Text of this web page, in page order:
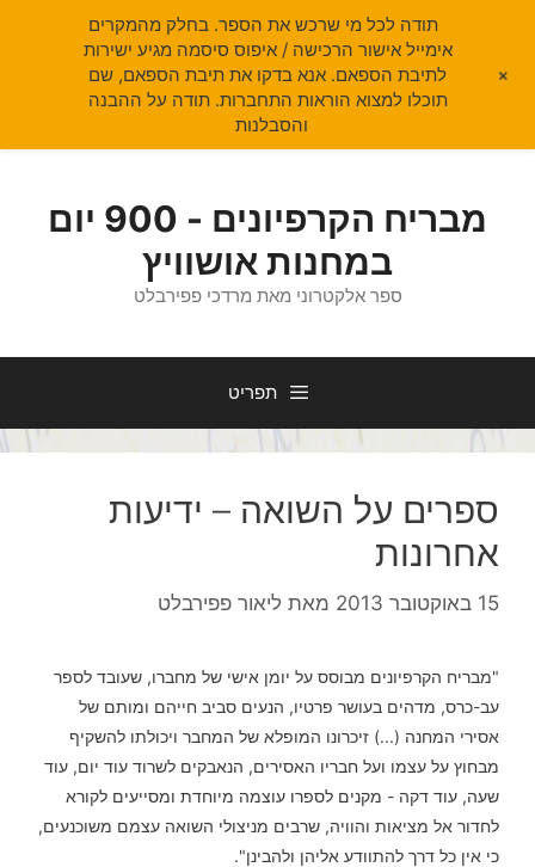
מבריח הקרפיונים - 900 יום
במחנות אושוויץ
ספר אלקטרוני מאת מרדכי פפירבלט
תפריט
ספרים על השואה – ידיעות
אחרונות
15 באוקטובר 2013 מאת ליאור פפירבלט
"מבריח הקרפיונים מבוסס על יומן אישי של מחברו, שעובד לספר
עב-כרס, מדהים בעושר פרטיו, הנעים סביב חייהם ומותם של
אסירי המחנה (...) זיכרונו המופלא של המחבר ויכולתו להשקיף
מבחוץ על עצמו ועל חבריו האסירים, הנאבקים לשרוד עוד יום, עוד
שעה, עוד דקה - מקנים לספרו עוצמה מיוחדת ומסייעים לקורא
לחדור אל מציאות והוויה, שרבים מניצולי השואה עצמם משוכנעים,
כי אין כל דרך להתוודע אליהן ולהבינן".
תודה לכל מי שרכש את הספר. בחלק מהמקרים
אימייל אישור הרכישה / איפוס סיסמה מגיע ישירות
לתיבת הספאם. אנא בדקו את תיבת הספאם, שם
תוכלו למצוא הוראות התחברות. תודה על ההבנה
והסבלנות
+